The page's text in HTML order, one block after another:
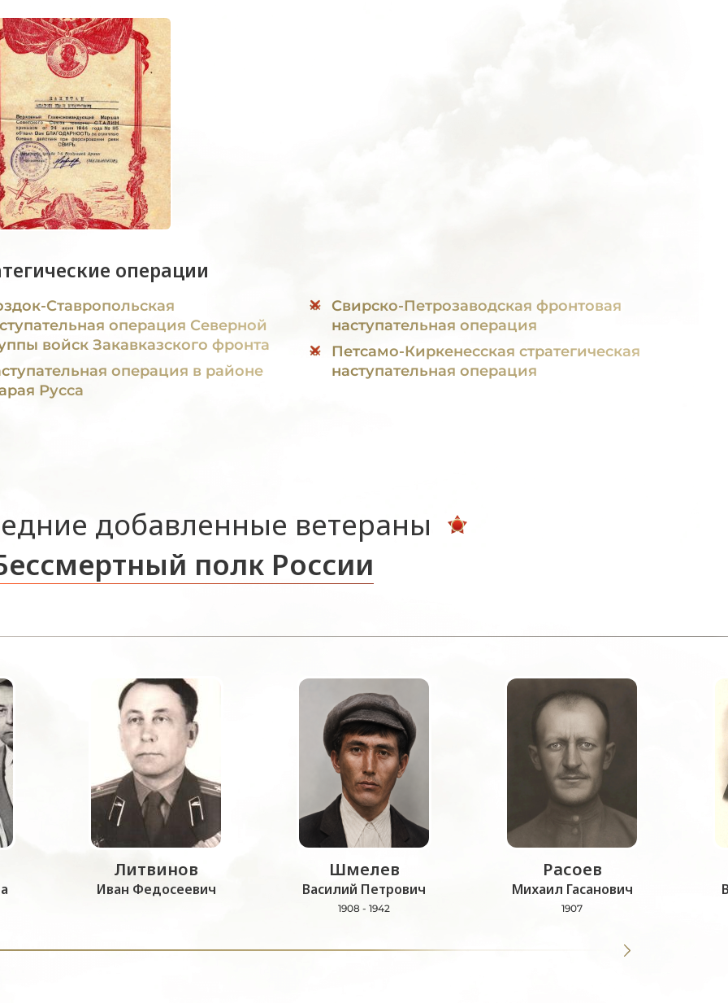
операции
Ставропольская
операция Северной
войск Закавказского фронта
операция в районе
Русса
Свирско-Петрозаводская фронтовая
наступательная операция
Петсамо-Киркенесская стратегическая
наступательная операция
добавленные ветераны
полк России
Литвинов
Иван Федосеевич
Шмелев
Василий Петрович
1908 - 1942
Расоев
Михаил Гасанович
1907